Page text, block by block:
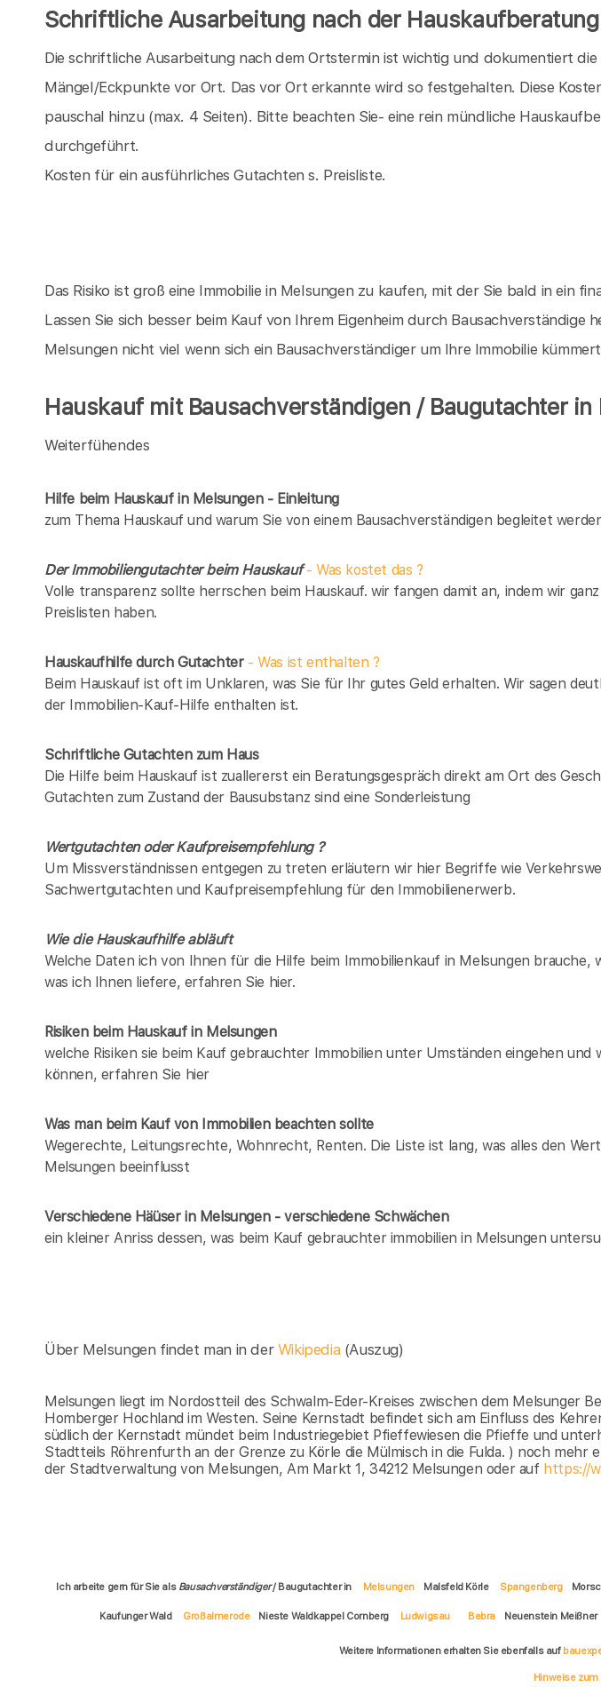
Schriftliche Ausarbeitung nach der Hauskaufberatung
Die schriftliche Ausarbeitung nach dem Ortstermin ist wichtig und dokumentiert
Mängel/Eckpunkte vor Ort. Das vor Ort erkannte wird so festgehalten. Diese
pauschal hinzu (max. 4 Seiten). Bitte beachten Sie- eine rein mündliche
durchgeführt.
Kosten für ein ausführliches Gutachten s. Preisliste.
Das Risiko ist groß eine Immobilie in Melsungen zu kaufen, mit der Sie bald in ein
Lassen Sie sich besser beim Kauf von Ihrem Eigenheim durch Bausachverständige
Melsungen nicht viel wenn sich ein Bausachverständiger um Ihre Immobilie
Hauskauf mit Bausachverständigen / Baugutachter in
Weiterfühendes
Hilfe beim Hauskauf in Melsungen - Einleitung
zum Thema Hauskauf und warum Sie von einem Bausachverständigen begleitet
Der Immobiliengutachter beim Hauskauf- Was kostet das ?
Volle transparenz sollte herrschen beim Hauskauf. wir fangen damit an, indem wir
Preislisten haben.
Hauskaufhilfe durch Gutachter- Was ist enthalten ?
Beim Hauskauf ist oft im Unklaren, was Sie für Ihr gutes Geld erhalten. Wir sagen
der Immobilien-Kauf-Hilfe enthalten ist.
Schriftliche Gutachten zum Haus
Die Hilfe beim Hauskauf ist zuallererst ein Beratungsgespräch direkt am Ort des
Gutachten zum Zustand der Bausubstanz sind eine Sonderleistung
Wertgutachten oder Kaufpreisempfehlung ?
Um Missverständnissen entgegen zu treten erläutern wir hier Begriffe wie
Sachwertgutachten und Kaufpreisempfehlung für den Immobilienerwerb.
Wie die Hauskaufhilfe abläuft
Welche Daten ich von Ihnen für die Hilfe beim Immobilienkauf in Melsungen brauche,
was ich Ihnen liefere, erfahren Sie hier.
Risiken beim Hauskaufin Melsungen
welche Risiken sie beim Kauf gebrauchter Immobilien unter Umständen eingehen und
können, erfahren Sie hier
Was man beim Kauf von Immobilien beachten sollte
Wegerechte, Leitungsrechte, Wohnrecht, Renten. Die Liste ist lang, was alles den
Melsungen beeinflusst
Verschiedene Häüser in Melsungen - verschiedene Schwächen
ein kleiner Anriss dessen, was beim Kauf gebrauchter immobilien in Melsungen
Über Melsungen findet man in der Wikipedia (Auszug)
Melsungen liegt im Nordostteil des Schwalm-Eder-Kreises zwischen dem Melsunger
Homberger Hochland im Westen. Seine Kernstadt befindet sich am Einfluss des
südlich der Kernstadt mündet beim Industriegebiet Pfieffewiesen die Pfieffe und
Stadtteils Röhrenfurth an der Grenze zu Körle die Mülmisch in die Fulda. ) noch mehr
der Stadtverwaltung von Melsungen, Am Markt 1, 34212 Melsungen oder auf https://
Ich arbeite gern für Sie als Bausachverständiger/ Baugutachter in Melsungen Malsfeld Körle Spangenberg
Kaufunger Wald Großalmerode Nieste Waldkappel Cornberg Ludwigsau Bebra Neuenstein Meißner
Weitere Informationen erhalten Sie ebenfalls auf
Hinweise